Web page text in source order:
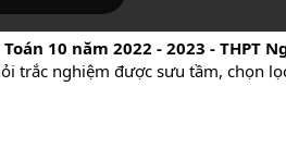
10 năm 2022 - 2023 - THPT
trắc nghiệm được sưu tầm, chọn